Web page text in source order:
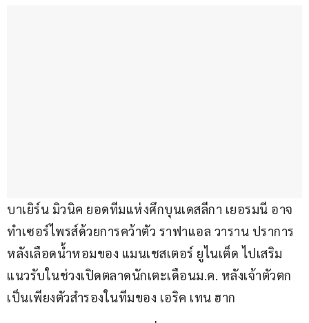
บาเยิร์น มิวนิค ยอดทีมแห่งศึกบุนเดสลีกา เยอรมนี อาจ
ทำเซอร์ไพรส์ด้วยการคว้าตัว ราฟาแอล วาราน ปราการ
หลังเลือดน้ำหอมของ แมนเชสเตอร์ ยูไนเต็ด ไปเสริม
แนวรับในช่วงเปิดตลาดนักเตะเดือนม.ค. หลังเจ้าตัวตก
เป็นเพียงตัวสำรองในทีมของ เอริค เทน ฮาก